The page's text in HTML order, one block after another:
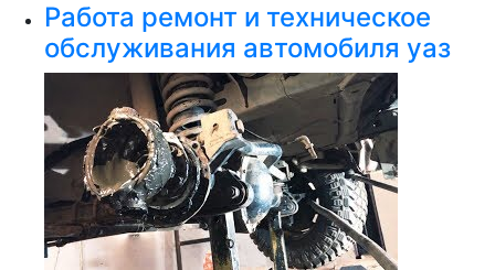
Работа ремонт и техническое
обслуживания автомобиля уаз